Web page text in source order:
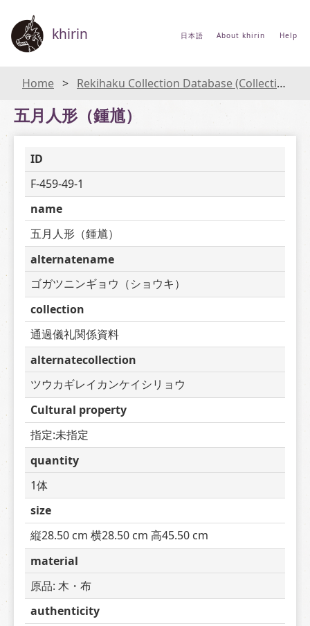
khirin 日本語 About khirin Help
Home Rekihaku Collection Database (Collections Database of the National Museum of Japanese History)
五月人形（鍾馗）
ID
F-459-49-1
name
五月人形（鍾馗）
alternatename
ゴガツニンギョウ（ショウキ）
collection
通過儀礼関係資料
alternatecollection
ツウカギレイカンケイシリョウ
Cultural property
指定:未指定
quantity
1体
size
縦28.50 cm 横28.50 cm 高45.50 cm
material
原品: 木・布
authenticity